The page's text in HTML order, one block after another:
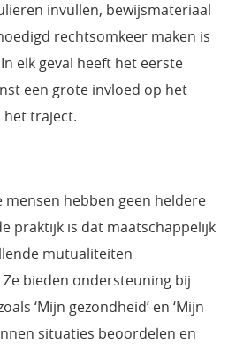
invullen, bewijsmateriaal
rechtsomkeer maken is
elk geval heeft het eerste
een grote invloed op het
het traject.
mensen hebben geen heldere
praktijk is dat maatschappelijk
mutualiteiten
bieden ondersteuning bij
‘Mijn gezondheid’ en ‘Mijn
situaties beoordelen en